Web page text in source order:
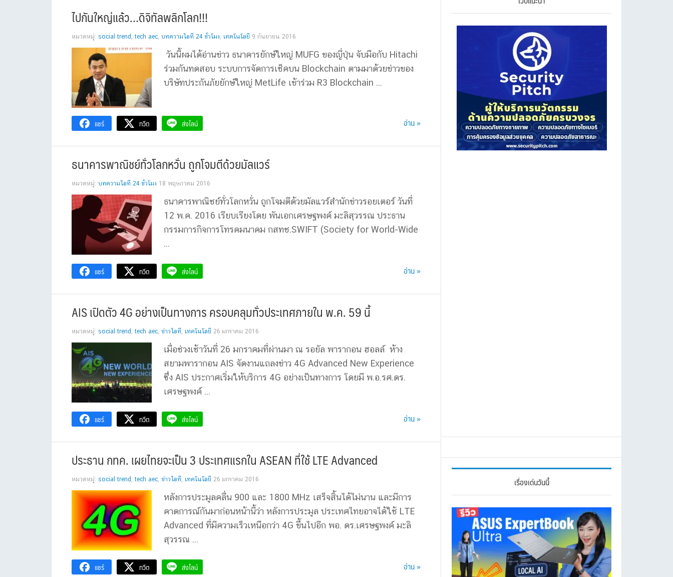
ไปกันใหญ่แล้ว…ดิจิทัลพลิกโลก!!!
หมวดหมู่: social trend ,tech aec, บทความไอที 24 ชั่วโมง, เทคโนโลยี 9 กันยายน 2016
วันนี้ผมได้อ่านข่าว ธนาคารยักษ์ใหญ่ MUFG ของญี่ปุ่น จับมือกับ Hitachi
ร่วมกันทดสอบ ระบบการจัดการเช็คบน Blockchain ตามมาด้วยข่าวของ
บริษัทประกันภัยยักษ์ใหญ่ MetLife เข้าร่วม R3 Blockchain ...
แชร์ ทวีต ส่งไลน์ อ่าน »
ธนาคารพาณิชย์ทั่วโลกหวั่น ถูกโจมตีด้วยมัลแวร์
หมวดหมู่: บทความไอที 24 ชั่วโมง 18 พฤษภาคม 2016
ธนาคารพาณิชย์ทั่วโลกหวั่น ถูกโจมตีด้วยมัลแวร์สำนักข่าวรอยเตอร์ วันที่
12 พ.ค. 2016 เรียบเรียงโดย พันเอกเศรษฐพงค์ มะลิสุวรรณ ประธาน
กรรมการกิจการโทรคมนาคม กสทช.SWIFT (Society for World-Wide
...
แชร์ ทวีต ส่งไลน์ อ่าน »
AIS เปิดตัว 4G อย่างเป็นทางการ ครอบคลุมทั่วประเทศภายใน พ.ค. 59 นี้
หมวดหมู่: social trend ,tech aec, ข่าวไอที, เทคโนโลยี 26 มกราคม 2016
เมื่อช่วงเช้าวันที่ 26 มกราคมที่ผ่านมา ณ รอยัล พารากอน ฮอลล์ ห้าง
สยามพารากอน AIS จัดงานแถลงข่าว 4G Advanced New Experience
ซึ่ง AIS ประกาศเริ่มให้บริการ 4G อย่างเป็นทางการ โดยมี พ.อ.รศ.ดร.
เศรษฐพงค์ ...
แชร์ ทวีต ส่งไลน์ อ่าน »
ประธาน กทค. เผยไทยจะเป็น 3 ประเทศแรกใน ASEAN ที่ใช้ LTE Advanced
หมวดหมู่: social trend ,tech aec, ข่าวไอที, เทคโนโลยี 26 มกราคม 2016
หลังการประมูลคลื่น 900 และ 1800 MHz เสร็จสิ้นได้ไม่นาน และมีการ
คาดการณ์กันมาก่อนหน้านี้ว่า หลังการประมูล ประเทศไทยอาจได้ใช้ LTE
Advanced ที่มีความเร็วเหนือกว่า 4G ขึ้นไปอีก พอ. ดร.เศรษฐพงค์ มะลิ
สุวรรณ ...
แชร์ ทวีต ส่งไลน์ อ่าน »
เรื่องเด่นวันนี้